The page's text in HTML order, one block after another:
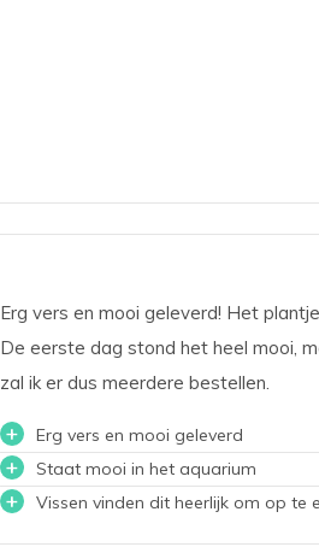
Erg vers en mooi geleverd! Het
De eerste dag stond het heel mooi,
zal ik er dus meerdere bestellen.
+ Erg vers en mooi geleverd
+ Staat mooi in het aquarium
+ Vissen vinden dit heerlijk om op te